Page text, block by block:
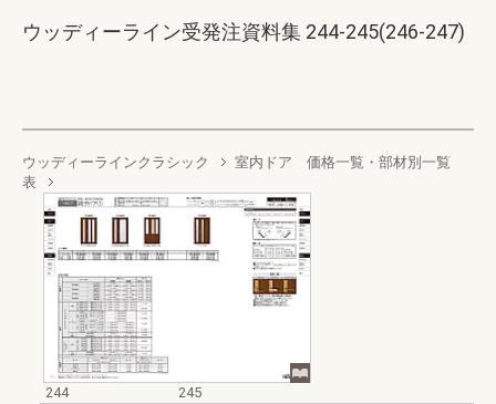
ウッディーライン受発注資料集 244-245(246-247)
ウッディーラインクラシック
室内ドア 価格一覧・部材別一覧
表
244
245